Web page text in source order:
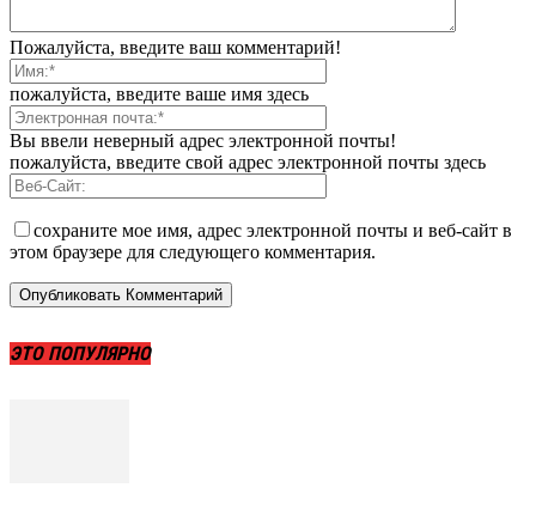
Пожалуйста, введите ваш комментарий!
пожалуйста, введите ваше имя здесь
Вы ввели неверный адрес электронной почты!
пожалуйста, введите свой адрес электронной почты здесь
сохраните мое имя, адрес электронной почты и веб-сайт в
этом браузере для следующего комментария.
ЭТО ПОПУЛЯРНО